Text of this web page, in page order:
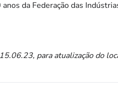
da Federação das
para atualização do